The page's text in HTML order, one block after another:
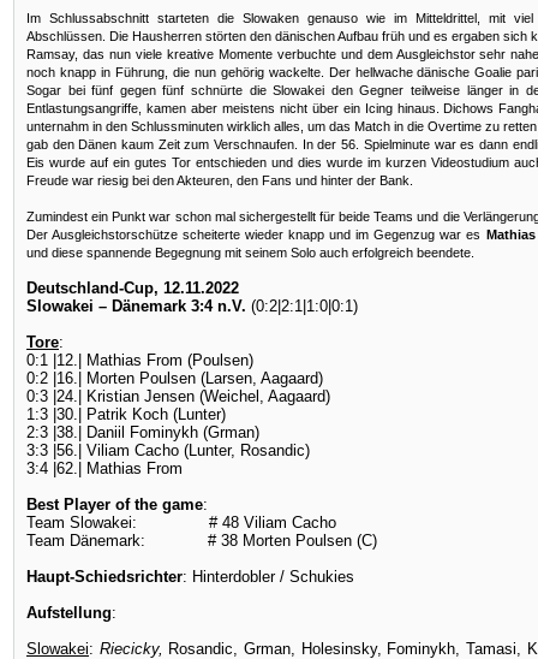
Im Schlussabschnitt starteten die Slowaken genauso wie im Mitteldrittel, mit
Abschlüssen. Die Hausherren störten den dänischen Aufbau früh und es ergaben sich
Ramsay, das nun viele kreative Momente verbuchte und dem Ausgleichstor sehr
noch knapp in Führung, die nun gehörig wackelte. Der hellwache dänische Goalie
Sogar bei fünf gegen fünf schnürte die Slowakei den Gegner teilweise länger in
Entlastungsangriffe, kamen aber meistens nicht über ein Icing hinaus. Dichows
unternahm in den Schlussminuten wirklich alles, um das Match in die Overtime zu
gab den Dänen kaum Zeit zum Verschnaufen. In der 56. Spielminute war es dann
Eis wurde auf ein gutes Tor entschieden und dies wurde im kurzen Videostudium
Freude war riesig bei den Akteuren, den Fans und hinter der Bank.
Zumindest ein Punkt war schon mal sichergestellt für beide Teams und die
Der Ausgleichstorschütze scheiterte wieder knapp und im Gegenzug war es
und diese spannende Begegnung mit seinem Solo auch erfolgreich beendete.
Deutschland-Cup, 12.11.2022
Slowakei – Dänemark 3:4 n.V. (0:2|2:1|1:0|0:1)
Tore:
0:1 |12.| Mathias From (Poulsen)
0:2 |16.| Morten Poulsen (Larsen, Aagaard)
0:3 |24.| Kristian Jensen (Weichel, Aagaard)
1:3 |30.| Patrik Koch (Lunter)
2:3 |38.| Daniil Fominykh (Grman)
3:3 |56.| Viliam Cacho (Lunter, Rosandic)
3:4 |62.| Mathias From
Best Player of the game:
Team Slowakei: # 48 Viliam Cacho
Team Dänemark: # 38 Morten Poulsen (C)
Haupt-Schiedsrichter: Hinterdobler / Schukies
Aufstellung:
Slowakei: Riecicky, Rosandic, Grman, Holesinsky, Fominykh, Tamasi,